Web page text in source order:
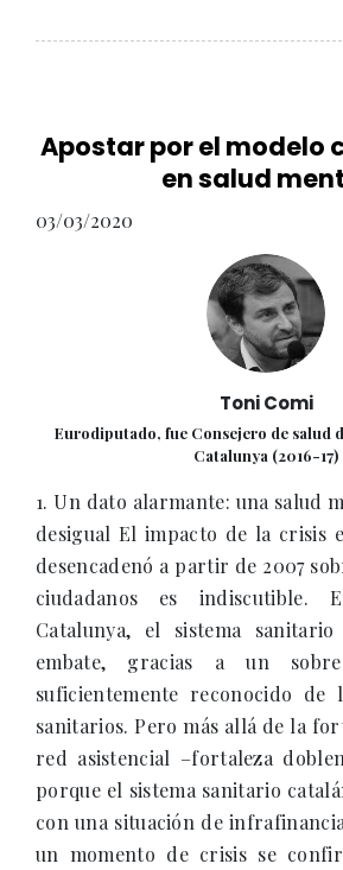
Apostar por el modelo
en salud
03/03/2020
Toni Comi
Eurodiputado, fue Consejero de salud
Catalunya (2016-17)
1. Un dato alarmante: una salud
desigual El impacto de la crisis
desencadenó a partir de 2007
ciudadanos es
Catalunya, el sistema
embate, gracias a un
suficientemente reconocido de
sanitarios. Pero más allá de la
red asistencial –fortaleza
porque el sistema sanitario
con una situación de
un momento de crisis se